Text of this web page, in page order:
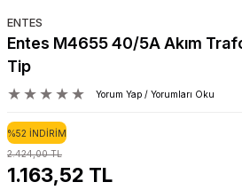
ENTES
Entes M4655 40/5A Akım
Tip
Yorum Yap / Yorumları Oku
%52 İNDİRİM
2.424,00 TL
1.163,52 TL